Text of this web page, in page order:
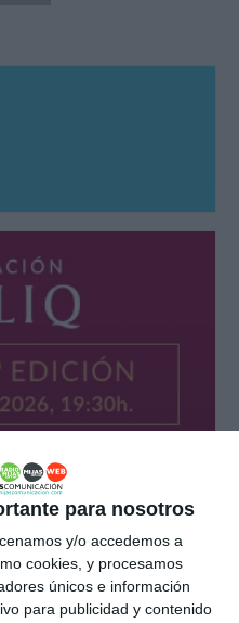
para nosotros
y/o accedemos a
cookies, y procesamos
únicos e información
para publicidad y contenido